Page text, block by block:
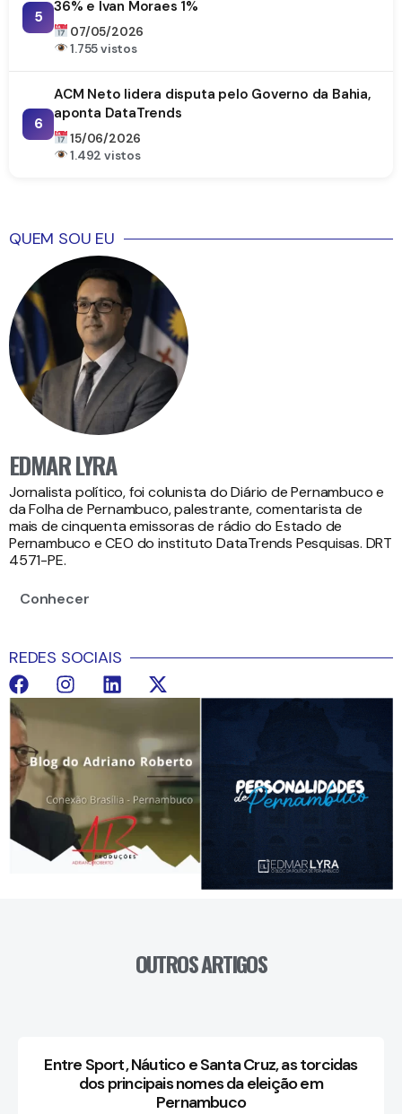
5
36% e Ivan Moraes 1%
07/05/2026
1.755 vistos
6
ACM Neto lidera disputa pelo Governo da Bahia,
aponta DataTrends
15/06/2026
1.492 vistos
QUEM SOU EU
EDMAR LYRA
Jornalista político, foi colunista do Diário de Pernambuco e
da Folha de Pernambuco, palestrante, comentarista de
mais de cinquenta emissoras de rádio do Estado de
Pernambuco e CEO do instituto DataTrends Pesquisas. DRT
4571-PE.
Conhecer
REDES SOCIAIS
OUTROS ARTIGOS
Entre Sport, Náutico e Santa Cruz, as torcidas
dos principais nomes da eleição em
Pernambuco